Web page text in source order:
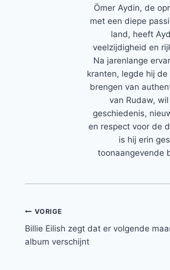
Ömer Aydin, de
met een diepe
land, heeft
veelzijdigheid en
Na jarenlange
kranten, legde hij
brengen van
van Rudaw,
geschiedenis,
en respect voor de
is hij erin
toonaangevende
Bericht
navigatie
VORIGE
Billie Eilish zegt dat er volgende
album verschijnt